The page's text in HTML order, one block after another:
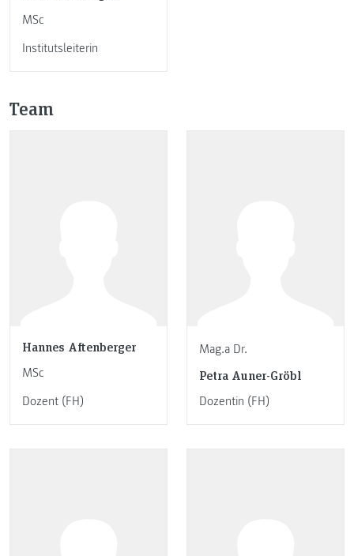
MSc
Institutsleiterin
Team
Hannes Aftenberger
MSc
Dozent (FH)
Mag.a Dr.
Petra Auner-Gröbl
Dozentin (FH)